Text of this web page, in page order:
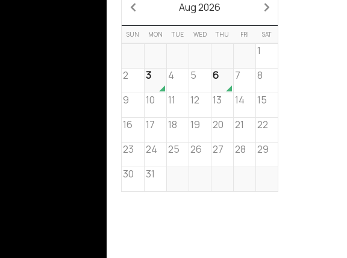
Aug 2026
SUN MON TUE WED THU FRI SAT
1
2
3 4 5 6 7
8
9
10 11 12 13 14
15
16
17 18 19 20 21
22
23
24 25 26 27 28
29
30
31